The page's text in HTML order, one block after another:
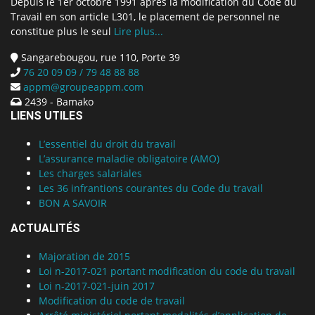
Travail en son article L301, le placement de personnel ne
constitue plus le seul Lire plus...
Sangarebougou, rue 110, Porte 39
76 20 09 09 / 79 48 88 88
appm@groupeappm.com
2439 - Bamako
LIENS UTILES
L’essentiel du droit du travail
L’assurance maladie obligatoire (AMO)
Les charges salariales
Les 36 infrantions courantes du Code du travail
BON A SAVOIR
ACTUALITÉS
Majoration de 2015
Loi n-2017-021 portant modification du code du travail
Loi n-2017-021-juin 2017
Modification du code de travail